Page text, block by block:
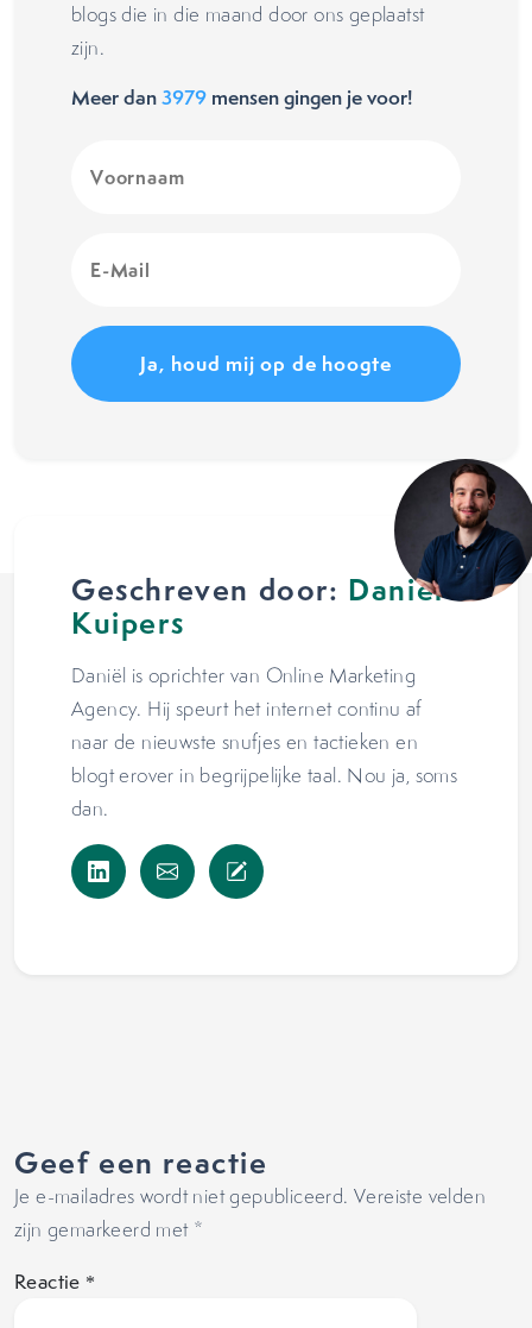
blogs die in die maand door ons geplaatst
zijn.
Meer dan3979 mensen gingen je voor!
(Vereist)
Mail
Geschreven door: Daniël
Kuipers
Daniël is oprichter van Online Marketing
Agency. Hij speurt het internet continu af
naar de nieuwste snufjes en tactieken en
blogt erover in begrijpelijke taal. Nou ja, soms
dan.
Geef een reactie
Je e-mailadres wordt niet gepubliceerd. Vereiste velden
zijn gemarkeerd met *
Reactie *